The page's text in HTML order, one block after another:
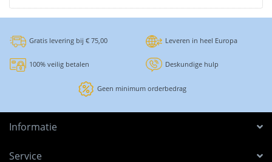
Gratis levering bij € 75,00 Leveren in heel Europa
100% veilig betalen Deskundige hulp
Geen minimum orderbedrag
Informatie
Service